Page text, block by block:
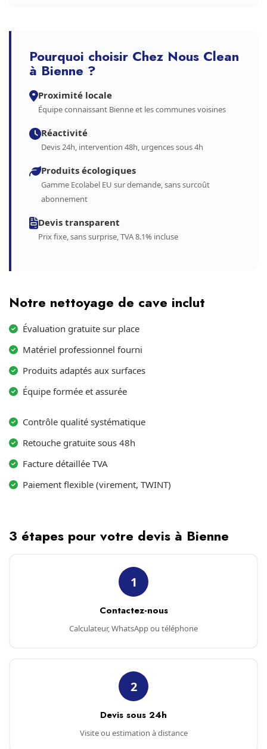
Pourquoi choisir Chez Nous Clean
à Bienne ?
Proximité locale
Équipe connaissant Bienne et les communes voisines
Réactivité
Devis 24h, intervention 48h, urgences sous 4h
Produits écologiques
Gamme Ecolabel EU sur demande, sans surcoût
abonnement
Devis transparent
Prix fixe, sans surprise, TVA 8.1% incluse
Notre nettoyage de cave inclut
Évaluation gratuite sur place
Matériel professionnel fourni
Produits adaptés aux surfaces
Équipe formée et assurée
Contrôle qualité systématique
Retouche gratuite sous 48h
Facture détaillée TVA
Paiement flexible (virement, TWINT)
3 étapes pour votre devis à Bienne
1
Contactez-nous
Calculateur, WhatsApp ou téléphone
2
Devis sous 24h
Visite ou estimation à distance